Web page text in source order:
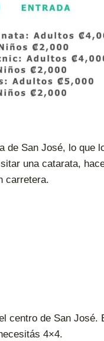
San José, lo que
una catarata,
carretera.
centro de San
4×4.